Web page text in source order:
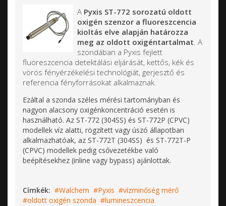
A Pyxis ST-772 sorozatú oldott
oxigén szenzor a fluoreszcencia
kioltás elve alapján határozza
meg az oldott oxigéntartalmat. A
szondában a Pyxis fejlett
fluoreszcencia detektálási eljárását, kettős, kék és
vörös fényérzékelési technológiát, gerjesztő és
referencia fényforrásokat alkalmaznak.
Ezáltal a szonda széles mérési tartományban és
nagyon alacsony oxigénkoncentráció esetén is
használható. Az ST-772 (304SS) és ST-772P (CPVC)
modellek víz alatti, rögzített vagy úszó állapotban
alkalmazhatóak, az ST-772T (304SS) és ST-772T-P
(CPVC) modellek pedig csővezetékbe való
beépítésekhez (inline vagy bypass) ajánlottak.
Címkék: Walchem Pyxis
vízminőség mérő
oldott oxigén szonda
lumineszcencia